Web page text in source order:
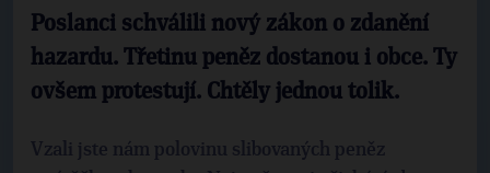
Poslanci schválili nový zákon o zdanění
hazardu. Třetinu peněz dostanou i obce. Ty
ovšem protestují. Chtěly jednou tolik.
Vzali jste nám polovinu slibovaných peněz